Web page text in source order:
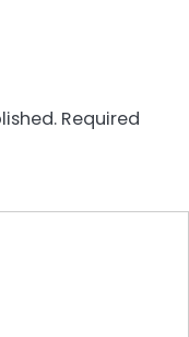
Required